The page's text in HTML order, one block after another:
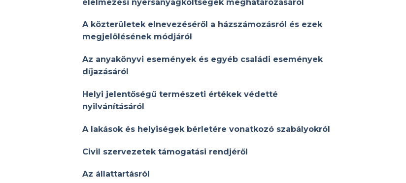
élelmezési nyersanyagköltségek meghatározásáról
A közterületek elnevezéséről a házszámozásról és ezek
megjelölésének módjáról
Az anyakönyvi események és egyéb családi események
díjazásáról
Helyi jelentőségű természeti értékek védetté
nyilvánításáról
A lakások és helyiségek bérletére vonatkozó szabályokról
Civil szervezetek támogatási rendjéről
Az állattartásról